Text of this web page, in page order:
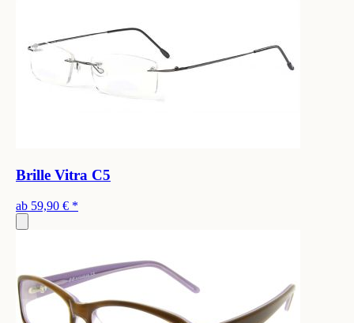
Brille Vitra C5
ab 59,90 € *